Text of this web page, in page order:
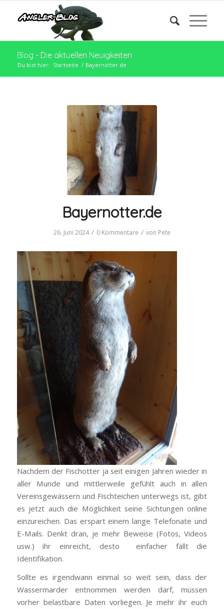
Blog - Die aktuellen Neuigkeiten
Du bist hier: Startseite / Bayernotter.de
Bayernotter.de
26. Juni 2024 / 0 Kommentare / von Pete
Nachdem der Fischotter ja seit einigen Jahren wieder in
aller Munde und mittlerweile gefühlt auch in allen
Vereinsgewässern und Fischteichen unterwegs ist, gibt
es jetzt auch die Möglichkeit seine Sichtungen online
einzureichen. Das erspart einem lange Telefonate und
E-Mails. Denkt dran, je mehr Beweise (Fotos, Videos
usw.) ihr einreicht, desto einfacher fällt die
Identifikation.
Sollte es irgendwann einmal so weit sein, dass der
Wassermarder entnommen werden darf, müssen
vorher belastbare Daten vorliegen. Je mehr ihr euch